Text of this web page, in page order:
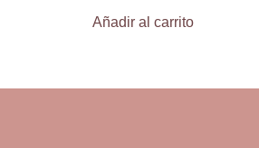
Añadir al carrito